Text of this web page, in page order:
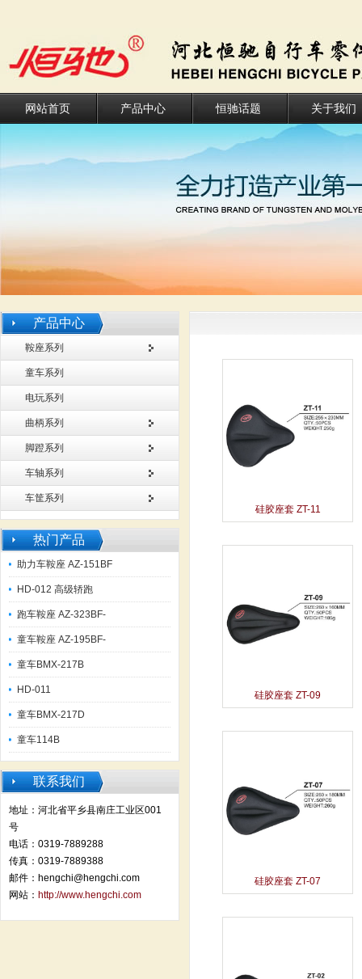
网站首页 产品中心 恒驰话题 关于我们
产品中心
鞍座系列
童车系列
电玩系列
曲柄系列
脚蹬系列
车轴系列
车筐系列
热门产品
助力车鞍座 AZ-151BF
HD-012 高级轿跑
跑车鞍座 AZ-323BF-
童车鞍座 AZ-195BF-
童车BMX-217B
HD-011
童车BMX-217D
童车114B
联系我们
地址：河北省平乡县南庄工业区001
号
电话：0319-7889288
传真：0319-7889388
邮件：hengchi@hengchi.com
网站： http://www.hengchi.com
硅胶座套 ZT-11
硅胶座套 ZT-09
硅胶座套 ZT-07